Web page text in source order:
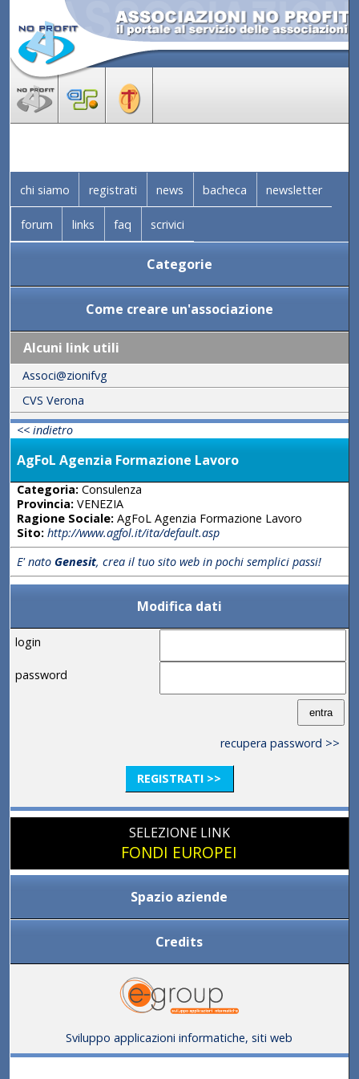
chi siamo registrati news bacheca newsletter
forum links faq scrivici
Categorie
Come creare un'associazione
Alcuni link utili
Associ@zionifvg
CVS Verona
<< indietro
AgFoL Agenzia Formazione Lavoro
Categoria:Consulenza
Provincia:VENEZIA
Ragione Sociale:AgFoL Agenzia Formazione Lavoro
Sito: http://www.agfol.it/ita/default.asp
E' nato Genesit, crea il tuo sito web in pochi semplici passi!
Modifica dati
login
password
recupera password >>
REGISTRATI >>
SELEZIONE LINK
FONDI EUROPEI
Spazio aziende
Credits
Sviluppo applicazioni informatiche, siti web